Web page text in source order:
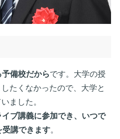
備校だからです。大学の授
たくなかったので、大学と
ました。
ブ講義に参加でき、いつで
受講できます。